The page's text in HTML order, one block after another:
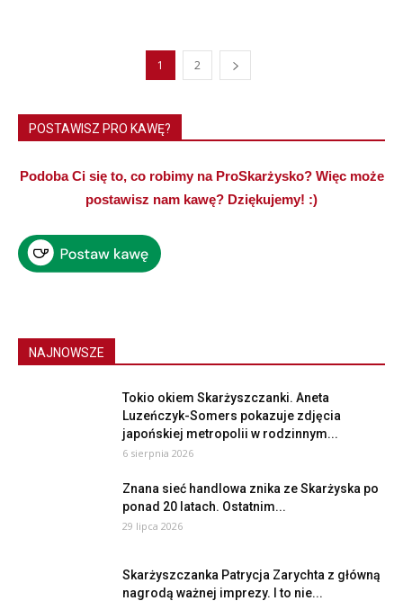
1 2
POSTAWISZ PRO KAWĘ?
Podoba Ci się to, co robimy na ProSkarżysko? Więc może
postawisz nam kawę? Dziękujemy! :)
NAJNOWSZE
Tokio okiem Skarżyszczanki. Aneta
Luzeńczyk-Somers pokazuje zdjęcia
japońskiej metropolii w rodzinnym...
6 sierpnia 2026
Znana sieć handlowa znika ze Skarżyska po
ponad 20 latach. Ostatnim...
29 lipca 2026
Skarżyszczanka Patrycja Zarychta z główną
nagrodą ważnej imprezy. I to nie...